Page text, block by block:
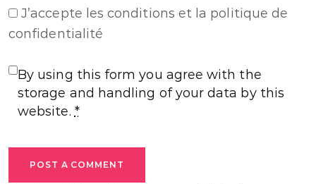
J’accepte les conditions et la politique de
confidentialité
By using this form you agree with the
storage and handling of your data by this
website. *
POST A COMMENT